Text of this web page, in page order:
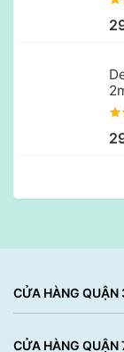
CỬA HÀNG QUẬN
CỬA HÀNG QUẬN